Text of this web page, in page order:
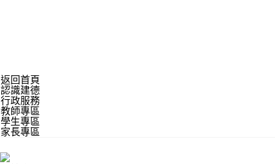
返回首頁
認識建德
行政服務
教師專區
學生專區
家長專區